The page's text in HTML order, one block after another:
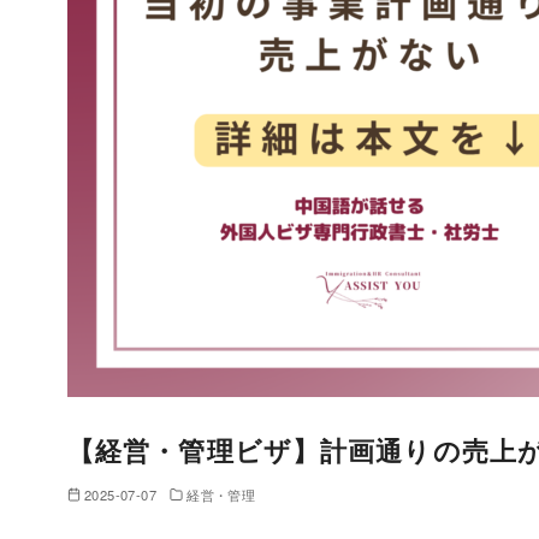
【経営・管理ビザ】計画通りの売上
2025-07-07 経営・管理